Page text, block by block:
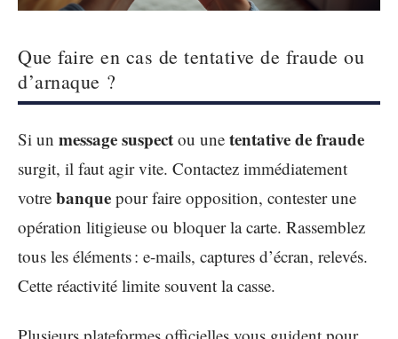
Que faire en cas de tentative de fraude ou
d’arnaque ?
Si un message suspect ou une tentative de fraude
surgit, il faut agir vite. Contactez immédiatement
votre banque pour faire opposition, contester une
opération litigieuse ou bloquer la carte. Rassemblez
tous les éléments : e-mails, captures d’écran, relevés.
Cette réactivité limite souvent la casse.
Plusieurs plateformes officielles vous guident pour